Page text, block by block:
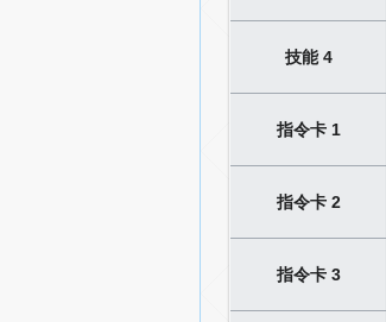
技能 4
指令卡 1
指令卡 2
指令卡 3